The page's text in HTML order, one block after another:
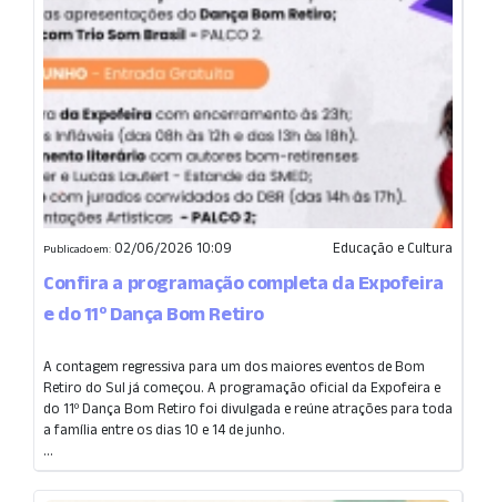
Publicado em: 02/06/2026 10:09 Educação e Cultura
Confira a programação completa da Expofeira
e do 11º Dança Bom Retiro
A contagem regressiva para um dos maiores eventos de Bom
Retiro do Sul já começou. A programação oficial da Expofeira e
do 11º Dança Bom Retiro foi divulgada e reúne atrações para toda
a família entre os dias 10 e 14 de junho.
...